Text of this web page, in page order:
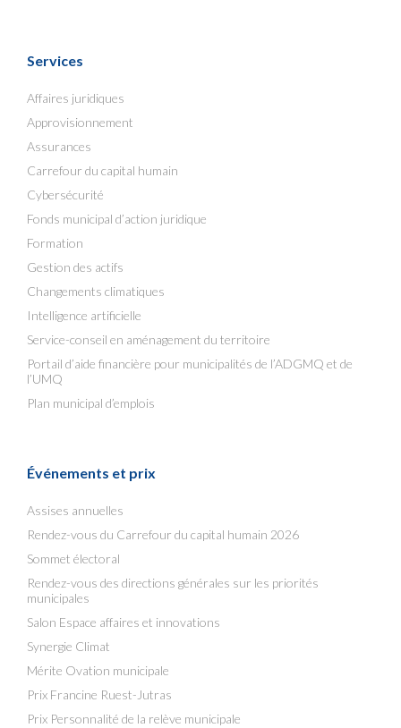
Services
Affaires juridiques
Approvisionnement
Assurances
Carrefour du capital humain
Cybersécurité
Fonds municipal d’action juridique
Formation
Gestion des actifs
Changements climatiques
Intelligence artificielle
Service-conseil en aménagement du territoire
Portail d’aide financière pour municipalités de l’ADGMQ et de
l’UMQ
Plan municipal d’emplois
Événements et prix
Assises annuelles
Rendez-vous du Carrefour du capital humain 2026
Sommet électoral
Rendez-vous des directions générales sur les priorités
municipales
Salon Espace affaires et innovations
Synergie Climat
Mérite Ovation municipale
Prix Francine Ruest-Jutras
Prix Personnalité de la relève municipale